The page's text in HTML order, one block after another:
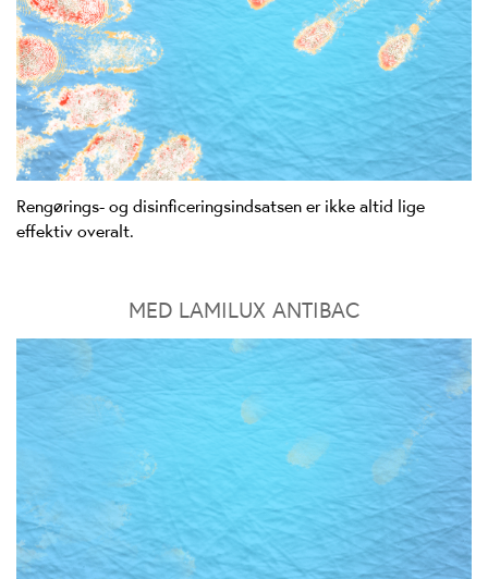
Rengørings- og disinficeringsindsatsen er ikke altid lige
effektiv overalt.
MED LAMILUX ANTIBAC